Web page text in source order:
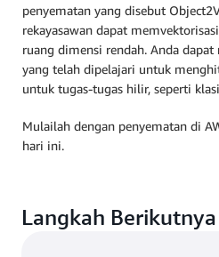
penyematan yang disebut
rekayasawan dapat
ruang dimensi rendah. Anda
yang telah dipelajari untuk
untuk tugas-tugas hilir, seperti
Mulailah dengan penyematan di
hari ini.
Langkah Berikutnya